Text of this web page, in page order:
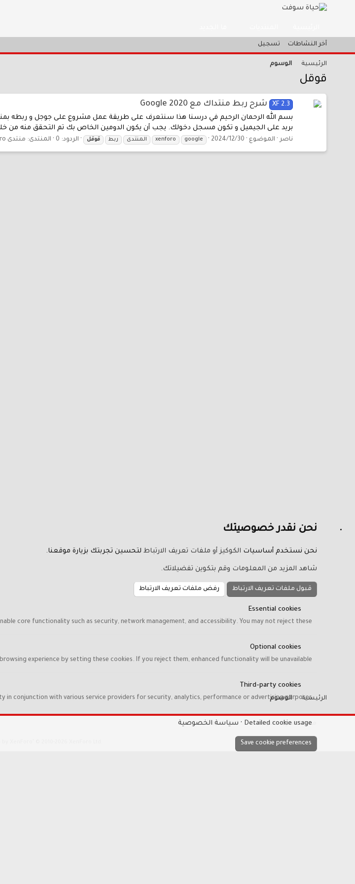
آخر النشاطات تسجيل
الرئيسية الوسوم
قوقل
XF 2.3 شرح ربط منتداك مع Google 2020
بسم الله الرحمان الرحيم في درسنا هذا سنتعرف على طريقة عمل مشروع على جوجل و ربطه
بريد على الجيميل و تكون مسجل دخولك. يجب أن يكون الدومين الخاص بك تم التحقق منه من
ناصر الموضوع 2024/12/30
google
xenforo المنتدى ربط قوقل الردود: 0 المنتدى: منتدى XenForo
الرئيسية الوسوم
ملفات تعريف الارتباط
نحن نقدر خصوصيتك
نحن نستخدم أساسيات الكوكيز أو ملفات تعريف الارتباط لتحسين تجربتك بزيارة موقعنا.
شاهد المزيد من المعلومات وقم بتكوين تفضيلاتك.
قبول ملفات تعريف الارتباط رفض ملفات تعريف الارتباط
Essential cookies
core functionality such as security, network management, and accessibility. You may not reject these.
Optional cookies
experience by setting these cookies. If you reject them, enhanced functionality will be unavailable.
Third-party cookies
conjunction with various service providers for security, analytics, performance or advertising purposes.
Detailed cookie usage سياسة الخصوصية
Save cookie preferences